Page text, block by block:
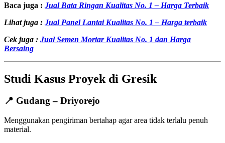
Baca juga : Jual Bata Ringan Kualitas No. 1 – Harga Terbaik
Lihat juga : Jual Panel Lantai Kualitas No. 1 – Harga terbaik
Cek juga : Jual Semen Mortar Kualitas No. 1 dan Harga
Bersaing
Studi Kasus Proyek di Gresik
📍 Gudang – Driyorejo
Menggunakan pengiriman bertahap agar area tidak terlalu penuh
material.